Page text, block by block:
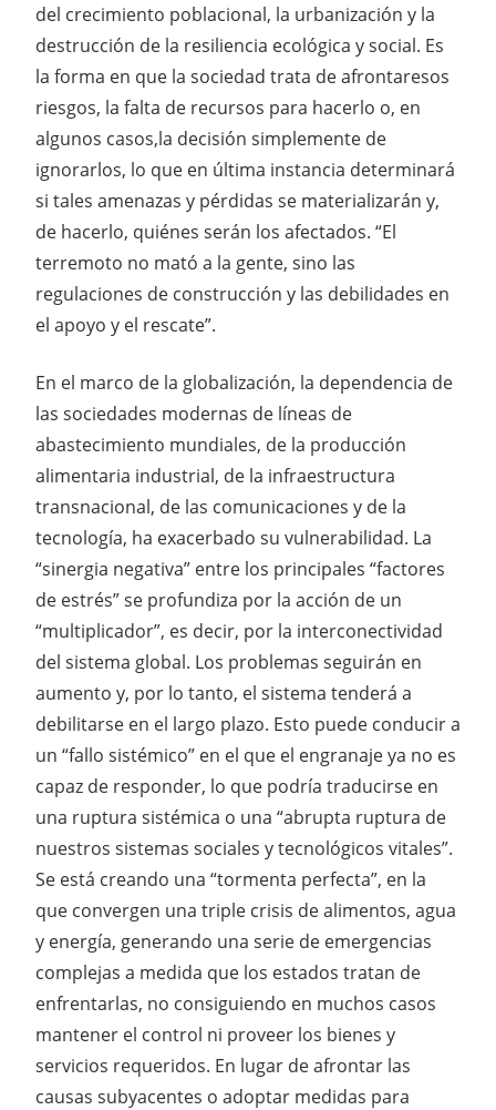
del crecimiento poblacional, la urbanización y la
destrucción de la resiliencia ecológica y social. Es
la forma en que la sociedad trata de afrontaresos
riesgos, la falta de recursos para hacerlo o, en
algunos casos,la decisión simplemente de
ignorarlos, lo que en última instancia determinará
si tales amenazas y pérdidas se materializarán y,
de hacerlo, quiénes serán los afectados. “El
terremoto no mató a la gente, sino las
regulaciones de construcción y las debilidades en
el apoyo y el rescate”.
En el marco de la globalización, la dependencia de
las sociedades modernas de líneas de
abastecimiento mundiales, de la producción
alimentaria industrial, de la infraestructura
transnacional, de las comunicaciones y de la
tecnología, ha exacerbado su vulnerabilidad. La
“sinergia negativa” entre los principales “factores
de estrés” se profundiza por la acción de un
“multiplicador”, es decir, por la interconectividad
del sistema global. Los problemas seguirán en
aumento y, por lo tanto, el sistema tenderá a
debilitarse en el largo plazo. Esto puede conducir a
un “fallo sistémico” en el que el engranaje ya no es
capaz de responder, lo que podría traducirse en
una ruptura sistémica o una “abrupta ruptura de
nuestros sistemas sociales y tecnológicos vitales”.
Se está creando una “tormenta perfecta”, en la
que convergen una triple crisis de alimentos, agua
y energía, generando una serie de emergencias
complejas a medida que los estados tratan de
enfrentarlas, no consiguiendo en muchos casos
mantener el control ni proveer los bienes y
servicios requeridos. En lugar de afrontar las
causas subyacentes o adoptar medidas para